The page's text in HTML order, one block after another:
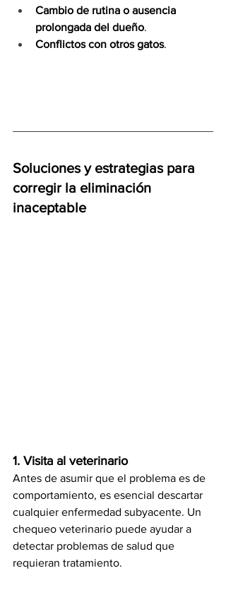
Cambio de rutina o ausencia
prolongada del dueño.
Conflictos con otros gatos.
Soluciones y estrategias para
corregir la eliminación
inaceptable
1. Visita al veterinario
Antes de asumir que el problema es de
comportamiento, es esencial descartar
cualquier enfermedad subyacente. Un
chequeo veterinario puede ayudar a
detectar problemas de salud que
requieran tratamiento.